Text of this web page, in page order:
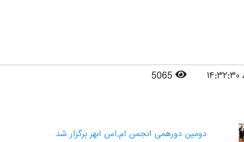
دومین دورهمی انجمن ام.اس ابهر برگزار شد